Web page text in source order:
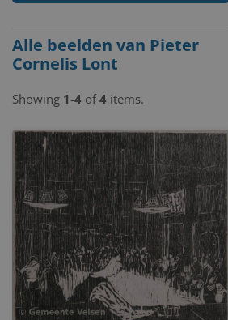
Alle beelden van Pieter
Cornelis Lont
Showing 1-4 of4 items.